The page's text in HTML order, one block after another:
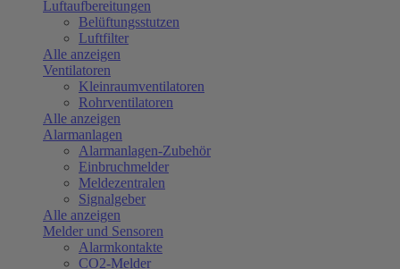
Luftaufbereitungen
Belüftungsstutzen
Luftfilter
Alle anzeigen
Ventilatoren
Kleinraumventilatoren
Rohrventilatoren
Alle anzeigen
Alarmanlagen
Alarmanlagen-Zubehör
Einbruchmelder
Meldezentralen
Signalgeber
Alle anzeigen
Melder und Sensoren
Alarmkontakte
CO2-Melder